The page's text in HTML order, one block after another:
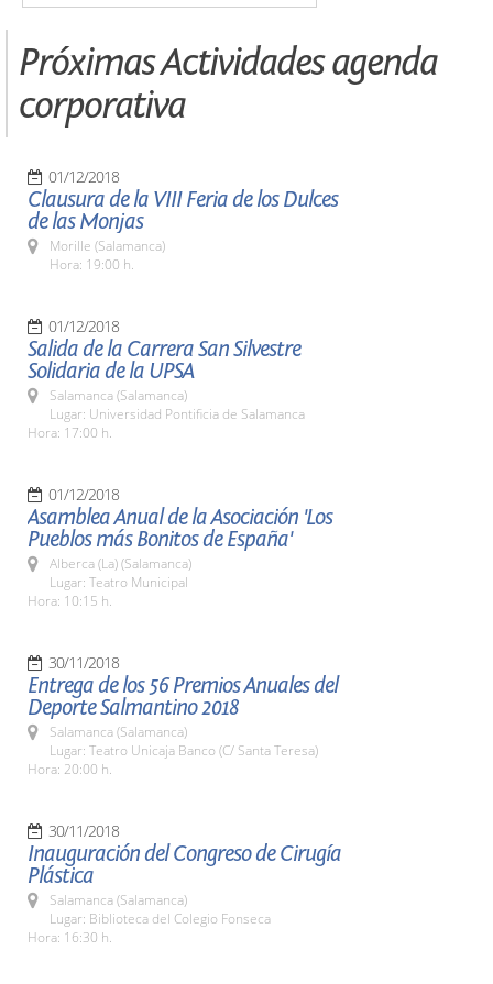
Próximas Actividades agenda
corporativa
01/12/2018
Clausura de la VIII Feria de los Dulces
de las Monjas
Morille (Salamanca)
Hora: 19:00 h.
01/12/2018
Salida de la Carrera San Silvestre
Solidaria de la UPSA
Salamanca (Salamanca)
Lugar: Universidad Pontificia de Salamanca
Hora: 17:00 h.
01/12/2018
Asamblea Anual de la Asociación 'Los
Pueblos más Bonitos de España'
Alberca (La) (Salamanca)
Lugar: Teatro Municipal
Hora: 10:15 h.
30/11/2018
Entrega de los 56 Premios Anuales del
Deporte Salmantino 2018
Salamanca (Salamanca)
Lugar: Teatro Unicaja Banco (C/ Santa Teresa)
Hora: 20:00 h.
30/11/2018
Inauguración del Congreso de Cirugía
Plástica
Salamanca (Salamanca)
Lugar: Biblioteca del Colegio Fonseca
Hora: 16:30 h.